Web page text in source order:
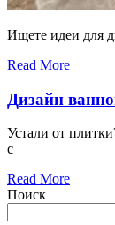
Ищете идеи для
Read More
Дизайн
Устали от
с
Read More
Поиск